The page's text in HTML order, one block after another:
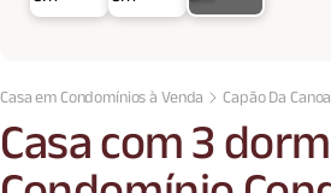
Casa em Condomínios à Venda Capão Da Canoa
Casa com 3